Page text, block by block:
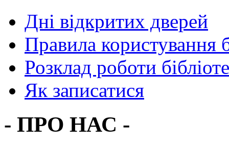
Дні відкритих дверей
Правила користування
Розклад роботи
Як записатися
- ПРО НАС -